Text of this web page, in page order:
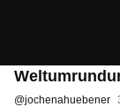
@jochenahuebener